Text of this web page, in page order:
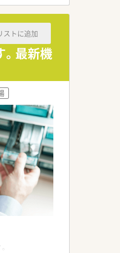
最新機
ストに追加